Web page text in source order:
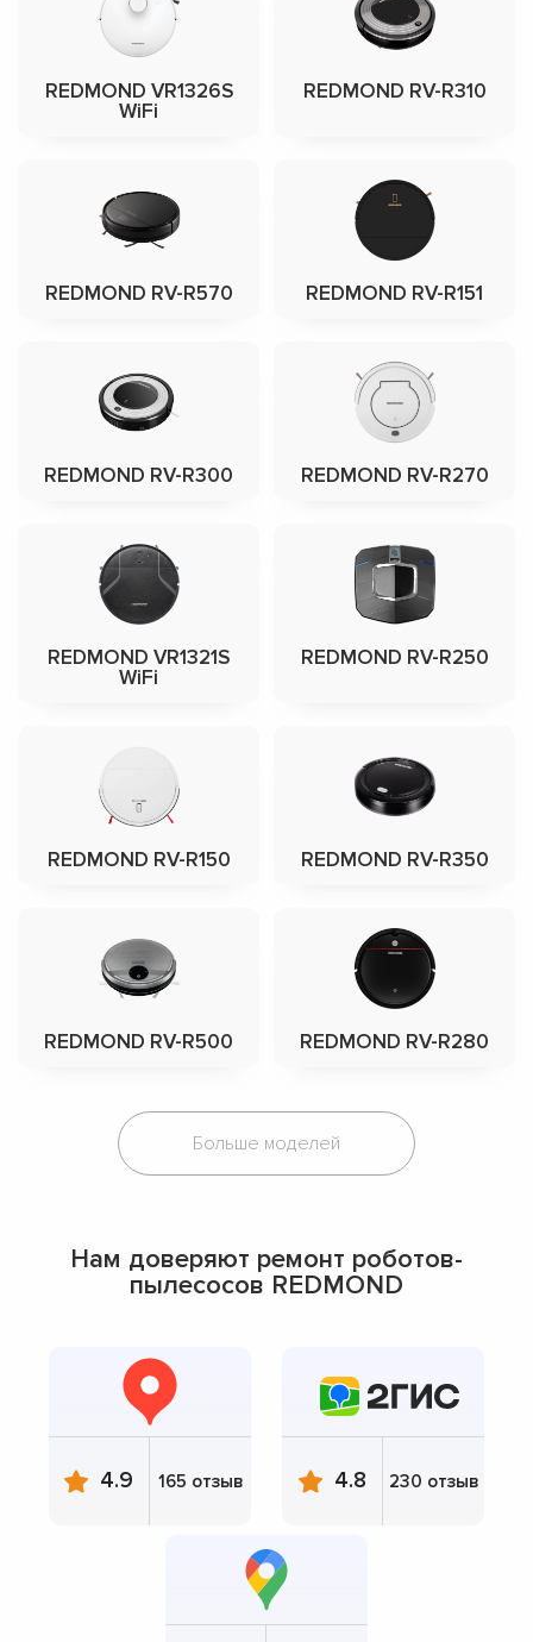
REDMOND VR1326S
WiFi
REDMOND RV-R310
REDMOND RV-R570 REDMOND RV-R151
REDMOND RV-R300 REDMOND RV-R270
REDMOND VR1321S
WiFi
REDMOND RV-R250
REDMOND RV-R150 REDMOND RV-R350
REDMOND RV-R500 REDMOND RV-R280
Больше моделей
Нам доверяют ремонт роботов-
пылесосов REDMOND
4.9 165 отзыв 4.8 230 отзыв